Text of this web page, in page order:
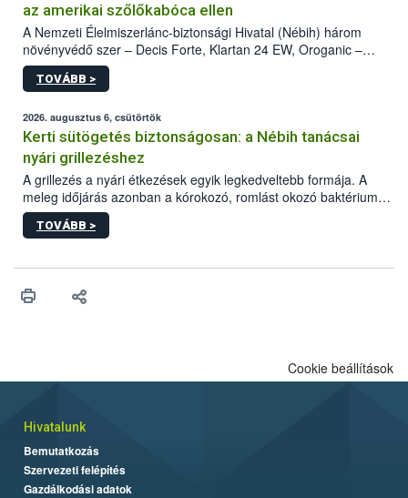
az amerikai szőlőkabóca ellen
A Nemzeti Élelmiszerlánc-biztonsági Hivatal (Nébih) három
növényvédő szer – Decis Forte, Klartan 24 EW, Oroganic –
engedélyokiratát módosította, így azok a szüretet követően,
egészen a vesszőérettség (BBCH 91) stádiumáig
érésű szőlőkben is legyen lehetőség a károsító elleni további
védekezésre. Az Oroganic készítmény kis kiszerelésben kiskerti
felhasználók számára is elérhető és ökológiai termesztésben is
engedélyezett.
TOVÁBB >
2026. augusztus 6, csütörtök
Kerti sütögetés biztonságosan: a Nébih tanácsai
nyári grillezéshez
A grillezés a nyári étkezések egyik legkedveltebb formája. A
meleg időjárás azonban a kórokozó, romlást okozó baktériumok
gyorsabb szaporodásának is kedvez. A szabadtéri sütögetés
ezért nem csupán a megfelelő sütési technikáról szól: legalább
higiéniai szabályok betartása, a megfelelő hőkezelés, valamint a
biztonsági Hivatal (Nébih) Oktatási Programja összegyűjtötte a
TOVÁBB >
Cookie beállítások
Hivatalunk
Bemutatkozás
Szervezeti felépítés
Gazdálkodási adatok